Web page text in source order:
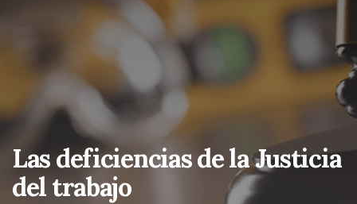
Las deficiencias de la Justicia
del trabajo